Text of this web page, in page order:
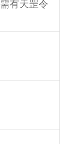
需有天罡令